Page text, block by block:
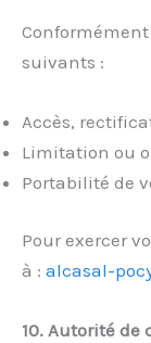
Conformément
suivants :
Accès,
Limitation ou
Portabilité de
Pour exercer
à : alcasal-
10. Autorité de